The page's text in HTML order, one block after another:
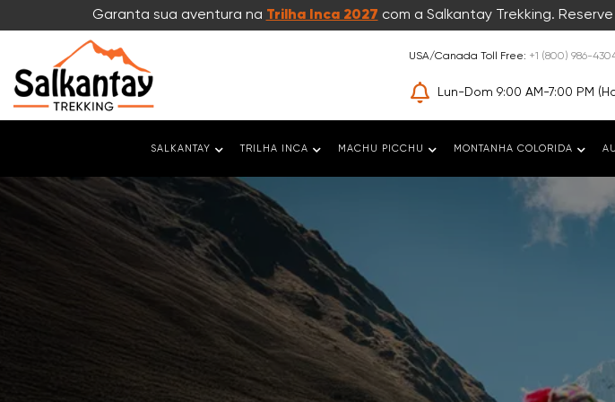
Garanta sua aventura na Trilha Inca 2027 com a Salkantay Trekking.
USA/Canada Toll Free: +1 (800) 986-
Lun-Dom 9:00 AM-7:00 PM
SALKANTAY TRILHA INCA MACHU PICCHU MONTANHA COLORIDA